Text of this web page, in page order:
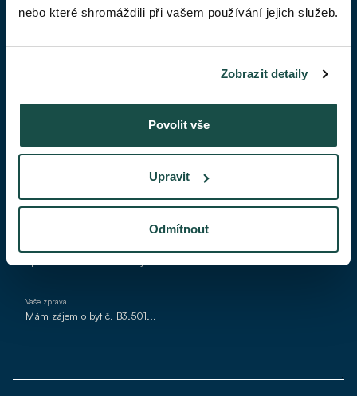
nebo které shromáždili při vašem používání jejich služeb.
Zobrazit detaily
Povolit vše
Upravit
Odmítnout
POPTAT BYT
Váš telefon
Váš e-mail*
Vaše zpráva